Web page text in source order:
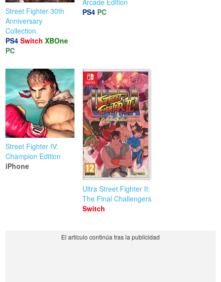
Street Fighter 30th
Anniversary
Collection
PS4 Switch XBOne
PC
PS4 PC
Street Fighter IV:
Champion Edition
iPhone
Ultra Street Fighter II:
The Final Challengers
Switch